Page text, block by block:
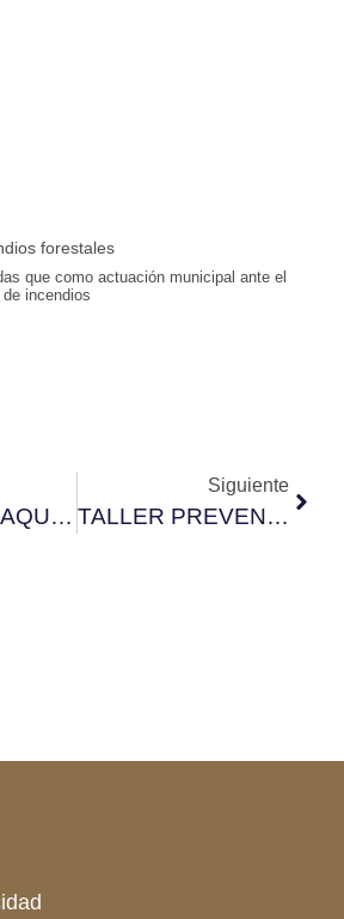
forestales
que como actuación municipal ante el
incendios
«ME DUELE AQUÍ, ME RÍO ALLÁ»
Siguiente
TALLER PREVENCIÓN DE CAÍDAS Y SEGURIDAD EN EL HOGAR